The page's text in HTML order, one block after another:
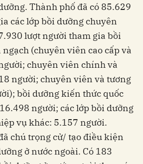
Thành phố đã có 85.629
các lớp bồi dưỡng chuyên
lượt người tham gia bồi
(chuyên viên cao cấp và
chuyên viên chính và
người; chuyên viên và tương
bồi dưỡng kiến thức quốc
người; các lớp bồi dưỡng
vụ khác: 5.157 người.
chú trọng cử/ tạo điều kiện
ở nước ngoài. Có 183